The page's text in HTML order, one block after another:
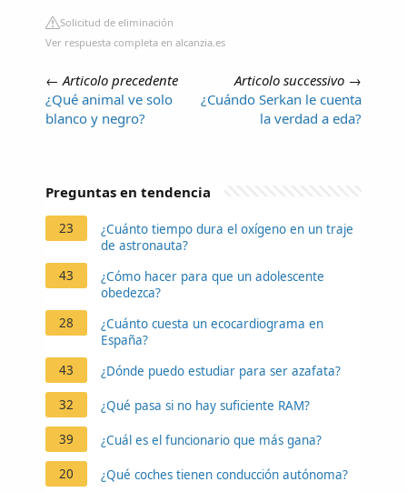
Solicitud de eliminación
Ver respuesta completa en alcanzia.es
←Articolo precedente
¿Qué animal ve solo
blanco y negro?
Articolo successivo →
¿Cuándo Serkan le cuenta
la verdad a eda?
Preguntas en tendencia
23
¿Cuánto tiempo dura el oxígeno en un traje
de astronauta?
43
¿Cómo hacer para que un adolescente
obedezca?
28
¿Cuánto cuesta un ecocardiograma en
España?
43
¿Dónde puedo estudiar para ser azafata?
32 ¿Qué pasa si no hay suficiente RAM?
39 ¿Cuál es el funcionario que más gana?
20 ¿Qué coches tienen conducción autónoma?